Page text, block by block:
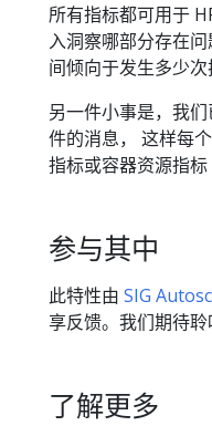
所有指标都可用于
入洞察哪部分存在
间倾向于发生多少次
另一件小事是，我们
件的消息， 这样每
指标或容器资源指
参与其中
此特性由 SIG
享反馈。我们期待聆
了解更多